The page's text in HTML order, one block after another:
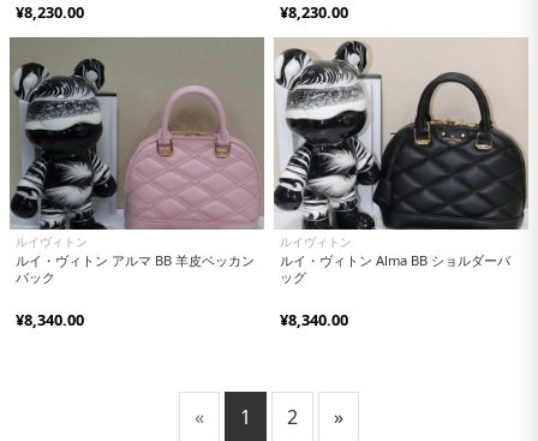
¥8,230.00 ¥8,230.00
ルイヴィトン
ルイ・ヴィトン アルマ BB 羊皮ベッカン
バック
¥8,340.00
ルイヴィトン
ルイ・ヴィトン Alma BB ショルダーバ
ッグ
¥8,340.00
« 1 2 »